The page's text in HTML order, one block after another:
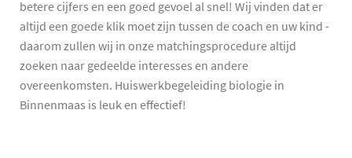
betere cijfers en een goed gevoel al snel! Wij vinden dat er
altijd een goede klik moet zijn tussen de coach en uw kind -
daarom zullen wij in onze matchingsprocedure altijd
zoeken naar gedeelde interesses en andere
overeenkomsten. Huiswerkbegeleiding biologie in
Binnenmaas is leuk en effectief!